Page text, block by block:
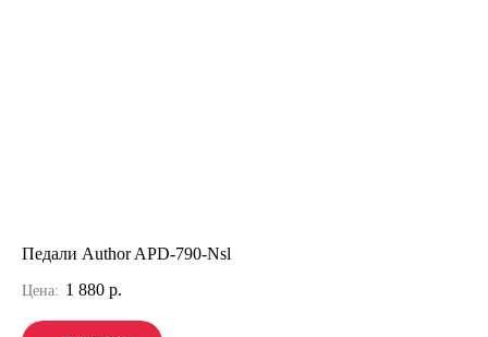
Педали Author APD-790-Nsl
Цена: 1 880 р.